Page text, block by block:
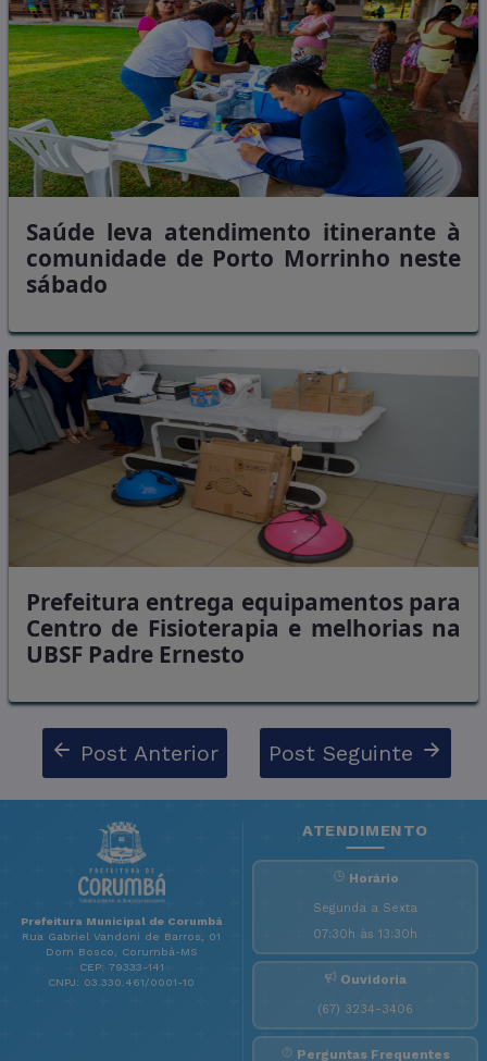
Saúde leva atendimento itinerante à
comunidade de Porto Morrinho neste
sábado
Prefeitura entrega equipamentos para
Centro de Fisioterapia e melhorias na
UBSF Padre Ernesto
Post Anterior Post Seguinte
Prefeitura Municipal de Corumbá
Rua Gabriel Vandoni de Barros, 01
Dom Bosco, Corumbá-MS
CEP: 79333-141
CNPJ: 03.330.461/0001-10
ATENDIMENTO
Horário
Segunda a Sexta
07:30h às 13:30h
Ouvidoria
(67) 3234-3406
Perguntas Frequentes